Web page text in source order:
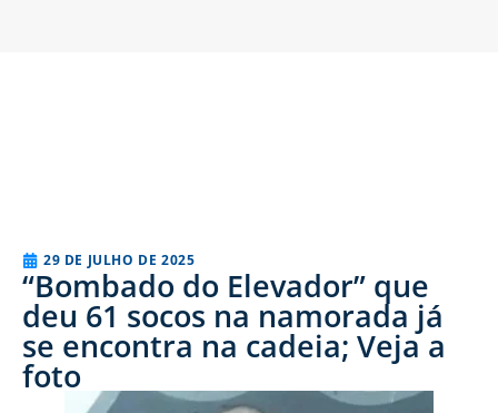
29 DE JULHO DE 2025
“Bombado do Elevador” que
deu 61 socos na namorada já
se encontra na cadeia; Veja a
foto